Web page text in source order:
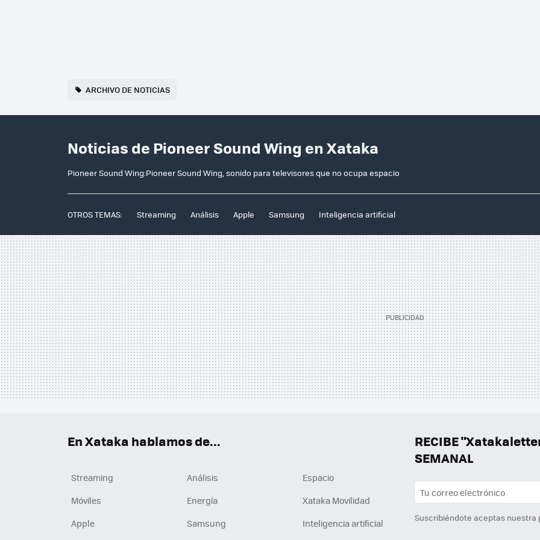
ARCHIVO DE NOTICIAS
Noticias de Pioneer Sound Wing en Xataka
Pioneer Sound Wing:Pioneer Sound Wing, sonido para televisores que no ocupa espacio
OTROS TEMAS: Streaming Análisis Apple Samsung Inteligencia artificial
RECIBE
SEMANAL
Suscribiéndote aceptas nuestra
En Xataka hablamos de...
Streaming Análisis
Espacio
Móviles
Energía
Xataka Movilidad
Apple
Samsung Inteligencia artificial